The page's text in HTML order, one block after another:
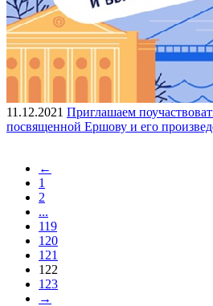
11.12.2021 Приглашаем
посвященной Ершову и его
←
1
2
...
119
120
121
122
123
→